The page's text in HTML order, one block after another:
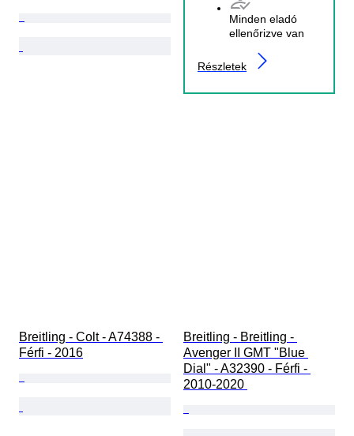
Minden eladó
ellenőrizve van
Részletek
Breitling - Colt - A74388 -
Férfi - 2016
Breitling - Breitling -
Avenger II GMT "Blue
Dial" - A32390 - Férfi -
2010-2020